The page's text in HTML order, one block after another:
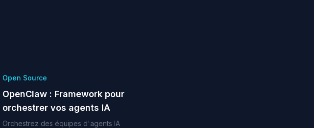
Open Source
OpenClaw : Framework pour
orchestrer vos agents IA
Orchestrez des équipes d'agents IA